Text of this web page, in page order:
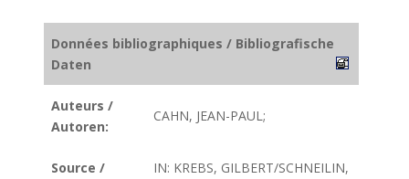
Données bibliographiques / Bibliografische
Daten
Auteurs /
Autoren:
CAHN, JEAN-PAUL;
Source /
IN: KREBS, GILBERT/SCHNEILIN,